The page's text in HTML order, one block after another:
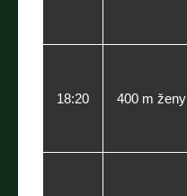
18:20 400 m ženy